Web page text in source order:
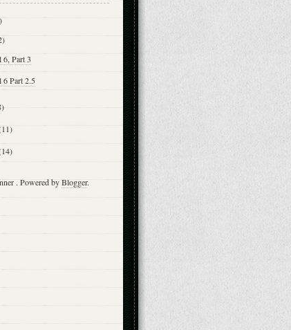
6, Part 3
6 Part 2.5
. Powered byBlogger.